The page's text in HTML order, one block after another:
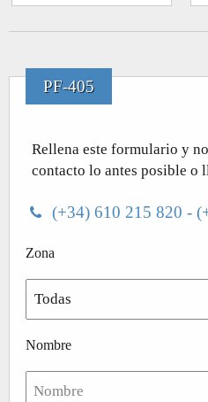
PF-405
Rellena este formulario y
contacto lo antes posible o
(+34) 610 215 820 -
Zona
Nombre